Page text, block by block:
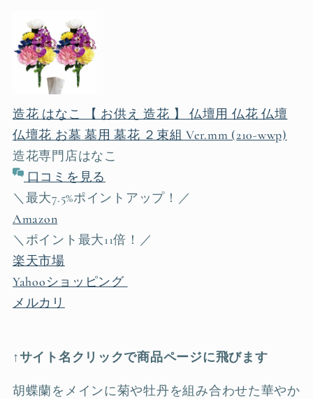
造花 はなこ 【 お供え 造花 】 仏壇用 仏花 仏壇
仏壇花 お墓 墓用 墓花 ２束組 Ver.mm (210-wwp)
造花専門店はなこ
口コミを見る
＼最大7.5%ポイントアップ！／
Amazon
＼ポイント最大11倍！／
楽天市場
Yahooショッピング
メルカリ
↑サイト名クリックで商品ページに飛びます
胡蝶蘭をメインに菊や牡丹を組み合わせた華やか